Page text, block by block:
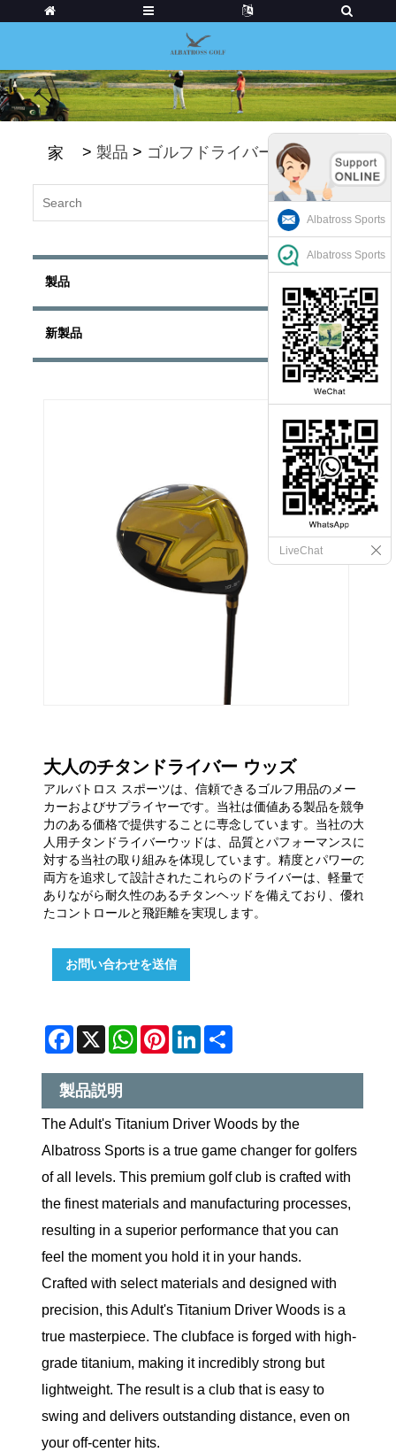
家 > 製品 > ゴルフドライバー
製品
新製品
大人のチタンドライバー ウッズ
アルバトロス スポーツは、信頼できるゴルフ用品のメー
カーおよびサプライヤーです。当社は価値ある製品を競争
力のある価格で提供することに専念しています。当社の大
人用チタンドライバーウッドは、品質とパフォーマンスに
対する当社の取り組みを体現しています。精度とパワーの
両方を追求して設計されたこれらのドライバーは、軽量で
ありながら耐久性のあるチタンヘッドを備えており、優れ
たコントロールと飛距離を実現します。
お問い合わせを送信
Facebook
X WhatsApp
Pinterest
LinkedIn
製品説明
The Adult's Titanium Driver Woods by the
Albatross Sports is a true game changer for golfers
of all levels. This premium golf club is crafted with
the finest materials and manufacturing processes,
resulting in a superior performance that you can
feel the moment you hold it in your hands.
Crafted with select materials and designed with
precision, this Adult's Titanium Driver Woods is a
true masterpiece. The clubface is forged with high-
grade titanium, making it incredibly strong but
lightweight. The result is a club that is easy to
swing and delivers outstanding distance, even on
your off-center hits.
Albatross Sports
Albatross Sports
LiveChat